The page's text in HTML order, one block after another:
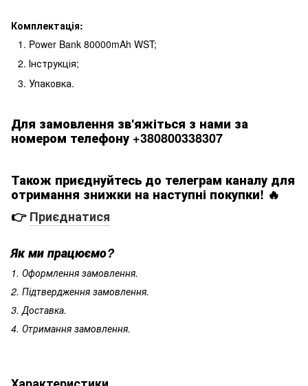
Комплектація:
Power Bank 80000mAh WST;
Інструкція;
Упаковка.
Для замовлення зв'яжіться з нами за
номером телефону +380800338307
Також приєднуйтесь до телеграм каналу для
отримання знижки на наступні покупки! 🔥
👉Приєднатися
Як ми працюємо?
1. Оформлення замовлення.
2. Підтвердження замовлення.
3. Доставка.
4. Отримання замовлення.